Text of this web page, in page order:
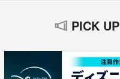
PICK UP